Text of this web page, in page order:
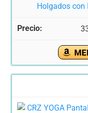
Holgados con